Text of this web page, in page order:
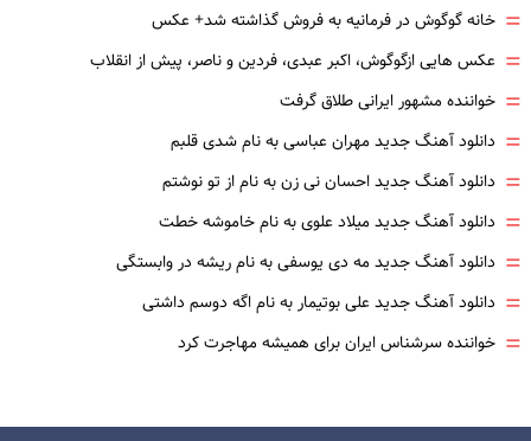
= خانه گوگوش در فرمانیه به فروش گذاشته شد+ عکس
= عکس هایی ازگوگوش، اکبر عبدی، فردین و ناصر، پیش از انقلاب
= خواننده مشهور ایرانی طلاق گرفت
= دانلود آهنگ جدید مهران عباسی به نام شدی قلبم
= دانلود آهنگ جدید احسان نی زن به نام از تو نوشتم
= دانلود آهنگ جدید میلاد علوی به نام خاموشه خطت
= دانلود آهنگ جدید مه دی یوسفی به نام ریشه در وابستگی
= دانلود آهنگ جدید علی بوتیمار به نام اگه دوسم داشتی
= خواننده سرشناس ایران برای همیشه مهاجرت کرد